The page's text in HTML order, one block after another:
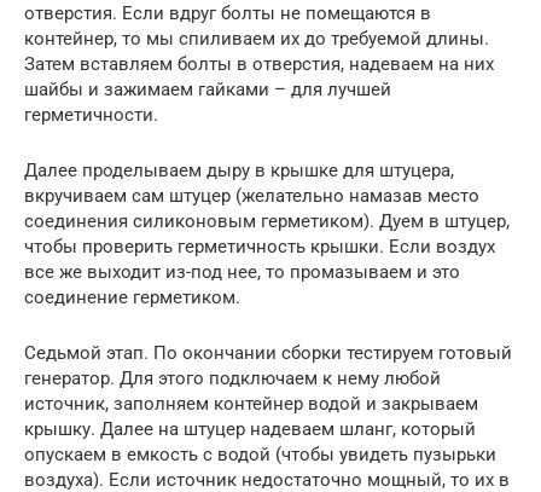
отверстия. Если вдруг болты не помещаются в
контейнер, то мы спиливаем их до требуемой длины.
Затем вставляем болты в отверстия, надеваем на них
шайбы и зажимаем гайками – для лучшей
герметичности.
Далее проделываем дыру в крышке для штуцера,
вкручиваем сам штуцер (желательно намазав место
соединения силиконовым герметиком). Дуем в штуцер,
чтобы проверить герметичность крышки. Если воздух
все же выходит из-под нее, то промазываем и это
соединение герметиком.
Седьмой этап. По окончании сборки тестируем готовый
генератор. Для этого подключаем к нему любой
источник, заполняем контейнер водой и закрываем
крышку. Далее на штуцер надеваем шланг, который
опускаем в емкость с водой (чтобы увидеть пузырьки
воздуха). Если источник недостаточно мощный, то их в